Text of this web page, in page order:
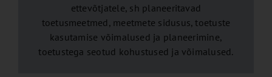
ettevõtjatele, sh planeeritavad
toetusmeetmed, meetmete sidusus, toetuste
kasutamise võimalused ja planeerimine,
toetustega seotud kohustused ja võimalused.